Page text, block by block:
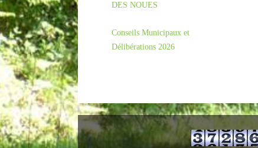
DES NOUES
Conseils Municipaux et
Délibérations 2026